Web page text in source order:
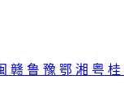
赣 鲁 豫 鄂 湘 粤 桂